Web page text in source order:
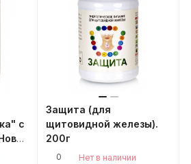
с
Защита (для
щитовидной железы).
200г
0
Нет в наличии